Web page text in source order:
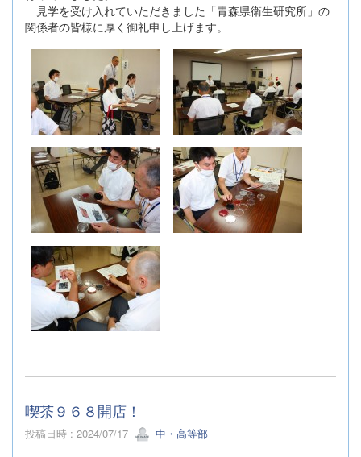
見学を受け入れていただきました「青森県衛生研究所」の
関係者の皆様に厚く御礼申し上げます。
喫茶９６８開店！
投稿日時 : 2024/07/17 中・高等部